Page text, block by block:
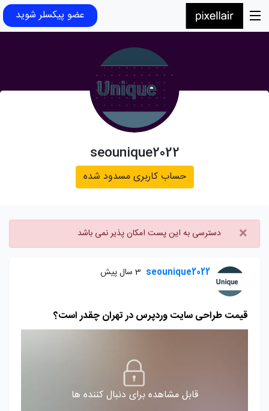
عضو پیکسلر شوید
seounique2022
حساب کاربری مسدود شده
× دسترسی به این پست امکان پذیر نمی باشد
seounique2022 3 سال پیش
قیمت طراحی سایت وردپرس در تهران چقدر است؟
قابل مشاهده برای دنبال کننده ها